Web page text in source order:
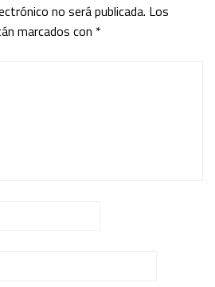
no será publicada. Los
marcados con *